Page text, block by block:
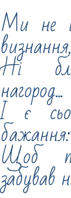
Ми не
визнання,
Ні
нагород...
І є
бажання:
Щоб
забував